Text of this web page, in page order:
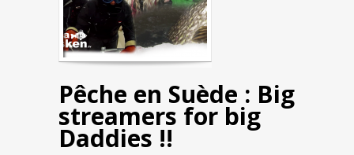
Pêche en Suède : Big
streamers for big
Daddies !!